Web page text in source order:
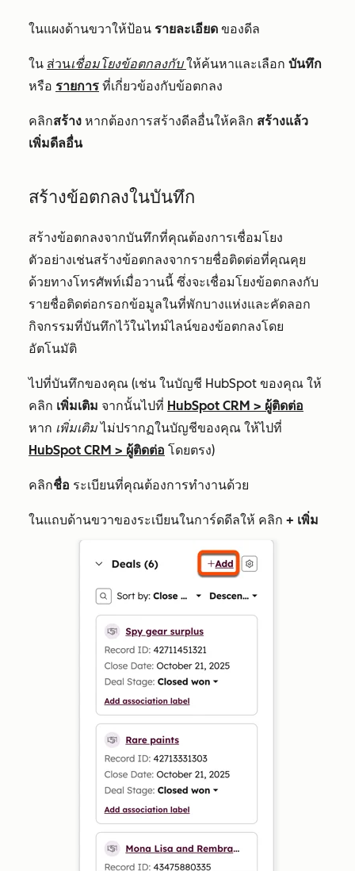
ในแผงด้านขวาให้ป้อน รายละเอียด ของดีล
ใน ส่วนเชื่อมโยงข้อตกลงกับ ให้ค้นหาและเลือก บันทึก
หรือ รายการ ที่เกี่ยวข้องกับข้อตกลง
คลิกสร้าง หากต้องการสร้างดีลอื่นให้คลิก สร้างแล้ว
เพิ่มดีลอื่น
สร้างข้อตกลงในบันทึก
สร้างข้อตกลงจากบันทึกที่คุณต้องการเชื่อมโยง
ตัวอย่างเช่นสร้างข้อตกลงจากรายชื่อติดต่อที่คุณคุย
ด้วยทางโทรศัพท์เมื่อวานนี้ ซึ่งจะเชื่อมโยงข้อตกลงกับ
รายชื่อติดต่อกรอกข้อมูลในที่พักบางแห่งและคัดลอก
กิจกรรมที่บันทึกไว้ในไทม์ไลน์ของข้อตกลงโดย
อัตโนมัติ
ไปที่บันทึกของคุณ (เช่น ในบัญชี HubSpot ของคุณ ให้
คลิก เพิ่มเติม จากนั้นไปที่ HubSpot CRM > ผู้ติดต่อ
หาก เพิ่มเติมไม่ปรากฏในบัญชีของคุณ ให้ไปที่
HubSpot CRM > ผู้ติดต่อ โดยตรง)
คลิกชื่อ ระเบียนที่คุณต้องการทำงานด้วย
ในแถบด้านขวาของระเบียนในการ์ดดีลให้ คลิก + เพิ่ม